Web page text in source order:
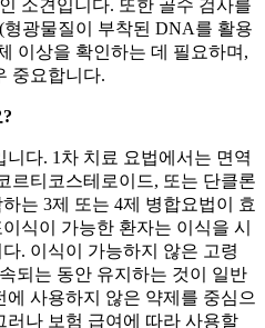
소견입니다. 또한 골수 검사를
광물질이 부착된 DNA를 활용
이상을 확인하는 데 필요하며,
중요합니다.
다. 1차 치료 요법에서는 면역
르티코스테로이드, 또는 단클론
는 3제 또는 4제 병합요법이 효
식이 가능한 환자는 이식을 시
. 이식이 가능하지 않은 고령
되는 동안 유지하는 것이 일반
사용하지 않은 약제를 중심으
러나 보험 급여에 따라 사용할